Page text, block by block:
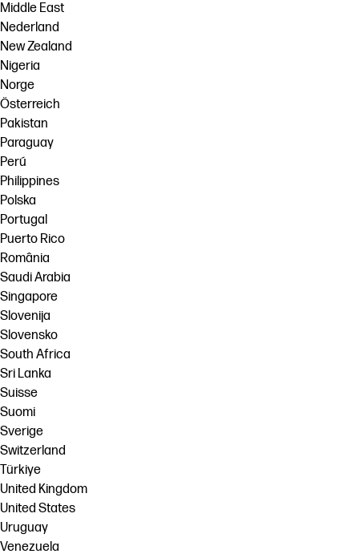
Middle East
Nederland
New Zealand
Nigeria
Norge
Österreich
Pakistan
Paraguay
Perú
Philippines
Polska
Portugal
Puerto Rico
România
Saudi Arabia
Singapore
Slovenija
Slovensko
South Africa
Sri Lanka
Suisse
Suomi
Sverige
Switzerland
Türkiye
United Kingdom
United States
Uruguay
Venezuela